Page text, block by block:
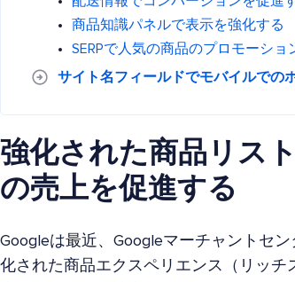
商品知識パネルで表示を強化する
SERPで人気の商品のプロモーシ
サイト名フィールドでモバイルでの
強化された商品リス
の売上を促進する
Googleは最近、Googleマーチャントセ
化された商品エクスペリエンス（リッ